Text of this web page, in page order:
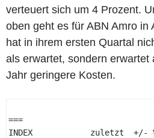
verteuert sich um 4 Prozent.
oben geht es für ABN Amro in
hat in ihrem ersten Quartal
als erwartet, sondern erwartet
Jahr geringere Kosten.
===
INDEX            zuletzt  +/-